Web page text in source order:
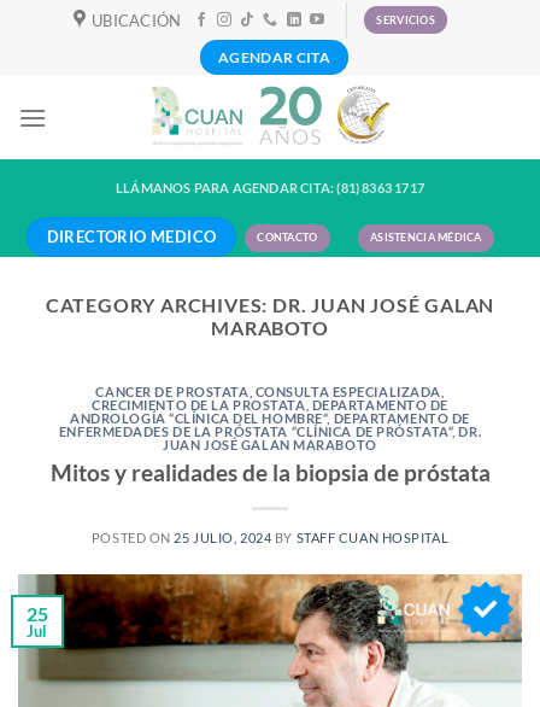
UBICACIÓN SERVICIOS
AGENDAR CITA
LLÁMANOS PARA AGENDAR CITA: (81) 8363 1717
DIRECTORIO MEDICO CONTACTO ASISTENCIA MÉDICA
CATEGORY ARCHIVES: DR. JUAN JOSÉ GALAN
MARABOTO
CANCER DE PROSTATA CONSULTA ESPECIALIZADA
CRECIMIENTO DE LA PROSTATA DEPARTAMENTO DE
ANDROLOGÍA “CLÍNICA DEL HOMBRE“, DEPARTAMENTO DE
ENFERMEDADES DE LA PRÓSTATA “CLÍNICA DE PRÓSTATA“,DR.
JUAN JOSÉ GALAN MARABOTO
Mitos y realidades de la biopsia de próstata
POSTED ON 25 JULIO, 2024 BY STAFF CUAN HOSPITAL
25
Jul